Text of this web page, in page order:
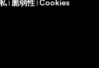
| 脆弱性 | Cookies